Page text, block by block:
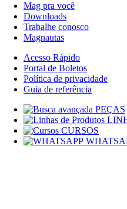
Mag pra você
Downloads
Trabalhe conosco
Magnautas
Acesso Rápido
Portal de Boletos
Política de privacidade
Guia de referência
PEÇAS
CURSOS